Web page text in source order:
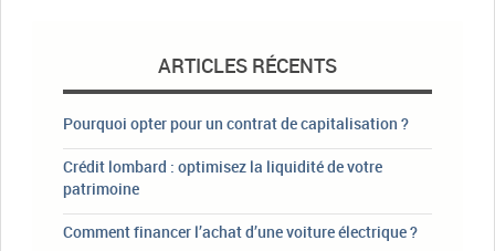
ARTICLES RÉCENTS
Pourquoi opter pour un contrat de capitalisation ?
Crédit lombard : optimisez la liquidité de votre
patrimoine
Comment financer l’achat d’une voiture électrique ?